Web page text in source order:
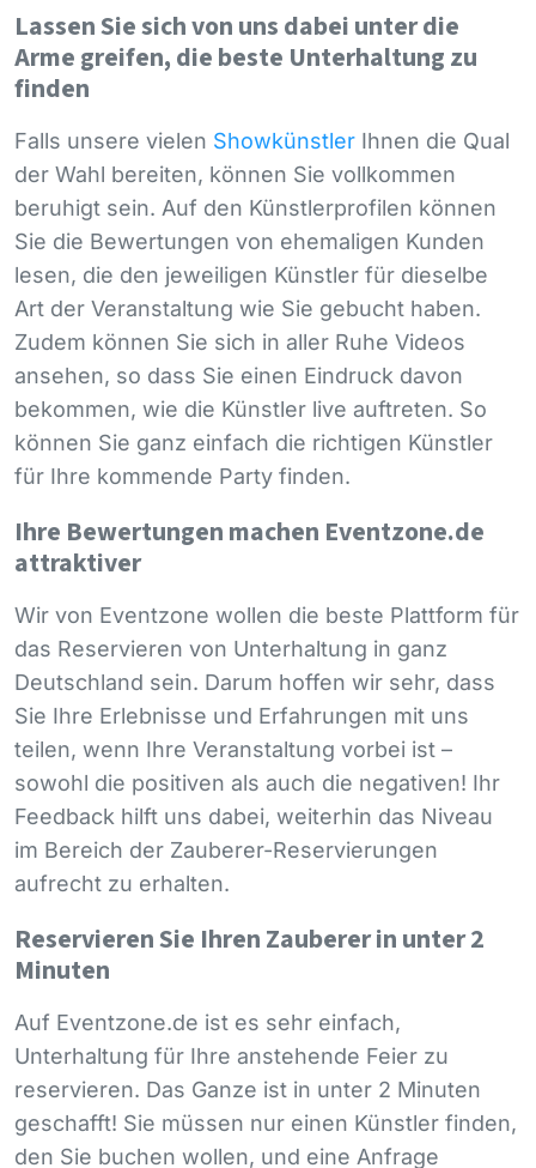
Lassen Sie sich von uns dabei unter die
Arme greifen, die beste Unterhaltung zu
finden
Falls unsere vielen Showkünstler Ihnen die Qual
der Wahl bereiten, können Sie vollkommen
beruhigt sein. Auf den Künstlerprofilen können
Sie die Bewertungen von ehemaligen Kunden
lesen, die den jeweiligen Künstler für dieselbe
Art der Veranstaltung wie Sie gebucht haben.
Zudem können Sie sich in aller Ruhe Videos
ansehen, so dass Sie einen Eindruck davon
bekommen, wie die Künstler live auftreten. So
können Sie ganz einfach die richtigen Künstler
für Ihre kommende Party finden.
Ihre Bewertungen machen Eventzone.de
attraktiver
Wir von Eventzone wollen die beste Plattform für
das Reservieren von Unterhaltung in ganz
Deutschland sein. Darum hoffen wir sehr, dass
Sie Ihre Erlebnisse und Erfahrungen mit uns
teilen, wenn Ihre Veranstaltung vorbei ist –
sowohl die positiven als auch die negativen! Ihr
Feedback hilft uns dabei, weiterhin das Niveau
im Bereich der Zauberer-Reservierungen
aufrecht zu erhalten.
Reservieren Sie Ihren Zauberer in unter 2
Minuten
Auf Eventzone.de ist es sehr einfach,
Unterhaltung für Ihre anstehende Feier zu
reservieren. Das Ganze ist in unter 2 Minuten
geschafft! Sie müssen nur einen Künstler finden,
den Sie buchen wollen, und eine Anfrage